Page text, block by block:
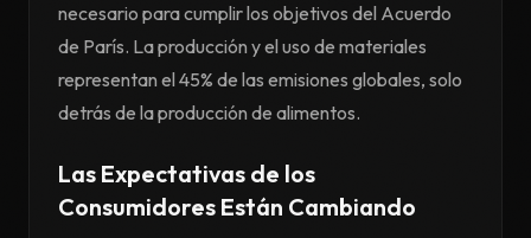
necesario para cumplir los objetivos del Acuerdo
de París. La producción y el uso de materiales
representan el 45% de las emisiones globales, solo
detrás de la producción de alimentos.
Las Expectativas de los
Consumidores Están Cambiando